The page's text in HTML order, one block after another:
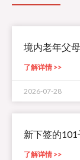
境内老年父
了解详情 >>
2026-07-28
新下签的101
了解详情 >>